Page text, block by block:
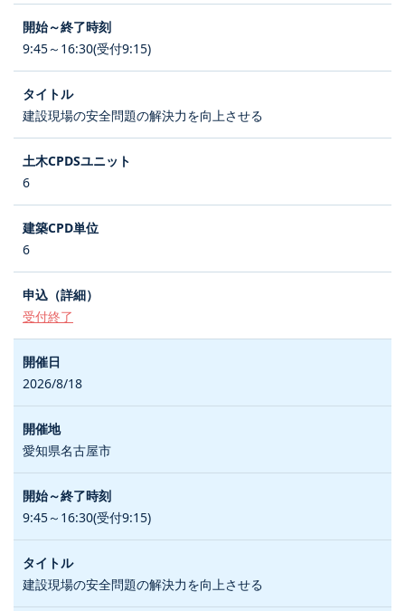
9:45～16:30(受付9:15)
建設現場の安全問題の解決力を向上させる
6
6
受付終了
2026/8/18
愛知県名古屋市
9:45～16:30(受付9:15)
建設現場の安全問題の解決力を向上させる